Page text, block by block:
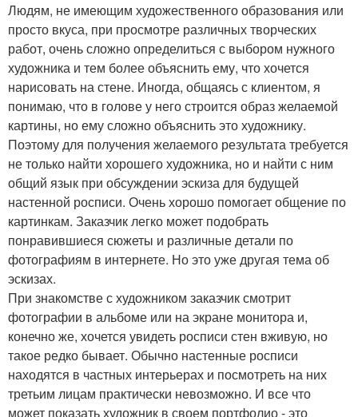
Людям, не имеющим художественного образования или
просто вкуса, при просмотре различных творческих
работ, очень сложно определиться с выбором нужного
художника и тем более объяснить ему, что хочется
нарисовать на стене. Иногда, общаясь с клиентом, я
понимаю, что в голове у него строится образ желаемой
картины, но ему сложно объяснить это художнику.
Поэтому для получения желаемого результата требуется
не только найти хорошего художника, но и найти с ним
общий язык при обсуждении эскиза для будущей
настенной росписи. Очень хорошо помогает общение по
картинкам. Заказчик легко может подобрать
понравившиеся сюжеты и различные детали по
фотографиям в интернете. Но это уже другая тема об
эскизах.
При знакомстве с художником заказчик смотрит
фотографии в альбоме или на экране монитора и,
конечно же, хочется увидеть росписи стен вживую, но
такое редко бывает. Обычно настенные росписи
находятся в частных интерьерах и посмотреть на них
третьим лицам практически невозможно. И все что
может показать художник в своем портфолио - это